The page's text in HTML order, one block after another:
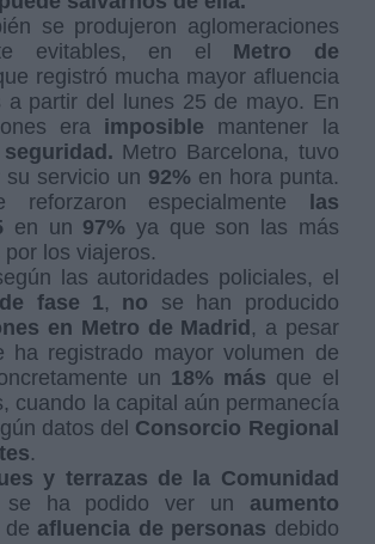
se produjeron aglomeraciones
evitables, en el Metro de
registró mucha mayor afluencia
a partir del lunes 25 de mayo. En
era imposible mantener la
Metro Barcelona, tuvo
su servicio un 92% en hora punta.
reforzaron especialmente las
en un 97% ya que son las más
los viajeros.
las autoridades policiales, el
fase 1, no se han producido
en Metro de Madrid, a pesar
ha registrado mayor volumen de
un 18% más que el
cuando la capital aún permanecía
datos del Consorcio Regional
.
y terrazas de la Comunidad
se ha podido ver un aumento
de afluencia de personas debido